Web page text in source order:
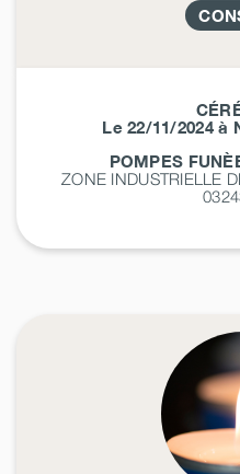
Le 22/11/2024 à
POMPES
ZONE INDUSTRIELLE